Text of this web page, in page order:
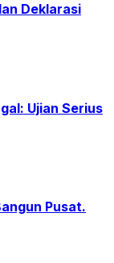
Deklarasi
Ujian Serius
Pusat.